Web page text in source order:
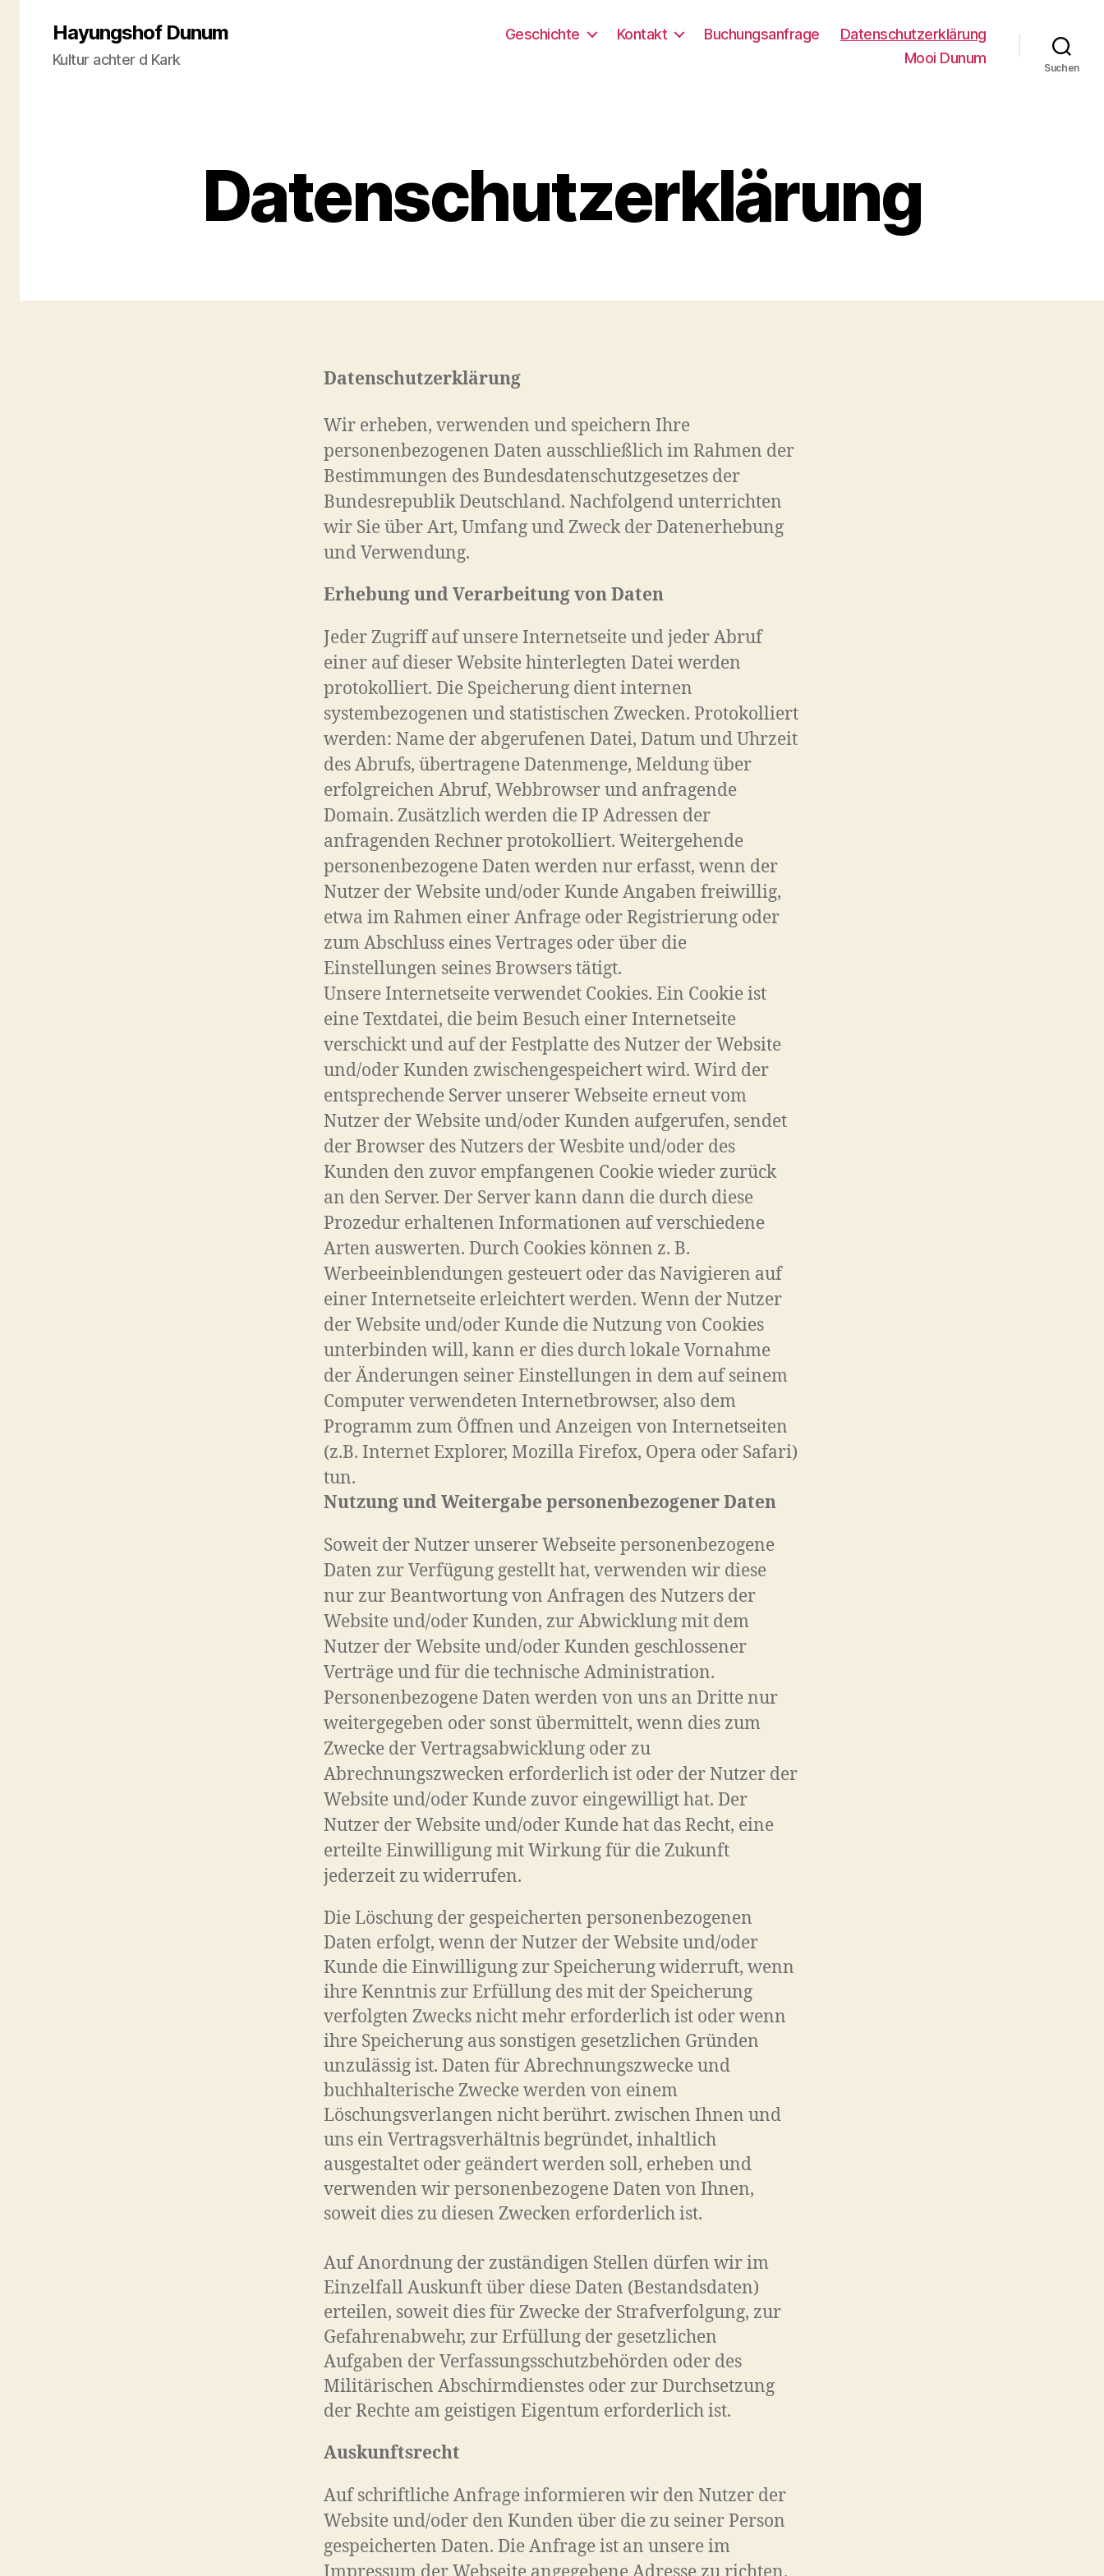
Hayungshof Dunum
Kultur achter d Kark
Geschichte Kontakt Buchungsanfrage
Datenschutzerklärung
Mooi Dunum
Suchen
Datenschutzerklärung
Datenschutzerklärung
Wir erheben, verwenden und speichern Ihre
personenbezogenen Daten ausschließlich im Rahmen der
Bestimmungen des Bundesdatenschutzgesetzes der
Bundesrepublik Deutschland. Nachfolgend unterrichten
wir Sie über Art, Umfang und Zweck der Datenerhebung
und Verwendung.
Erhebung und Verarbeitung von Daten
Jeder Zugriff auf unsere Internetseite und jeder Abruf
einer auf dieser Website hinterlegten Datei werden
protokolliert. Die Speicherung dient internen
systembezogenen und statistischen Zwecken. Protokolliert
werden: Name der abgerufenen Datei, Datum und Uhrzeit
des Abrufs, übertragene Datenmenge, Meldung über
erfolgreichen Abruf, Webbrowser und anfragende
Domain. Zusätzlich werden die IP Adressen der
anfragenden Rechner protokolliert. Weitergehende
personenbezogene Daten werden nur erfasst, wenn der
Nutzer der Website und/oder Kunde Angaben freiwillig,
etwa im Rahmen einer Anfrage oder Registrierung oder
zum Abschluss eines Vertrages oder über die
Einstellungen seines Browsers tätigt.
Unsere Internetseite verwendet Cookies. Ein Cookie ist
eine Textdatei, die beim Besuch einer Internetseite
verschickt und auf der Festplatte des Nutzer der Website
und/oder Kunden zwischengespeichert wird. Wird der
entsprechende Server unserer Webseite erneut vom
Nutzer der Website und/oder Kunden aufgerufen, sendet
der Browser des Nutzers der Wesbite und/oder des
Kunden den zuvor empfangenen Cookie wieder zurück
an den Server. Der Server kann dann die durch diese
Prozedur erhaltenen Informationen auf verschiedene
Arten auswerten. Durch Cookies können z. B.
Werbeeinblendungen gesteuert oder das Navigieren auf
einer Internetseite erleichtert werden. Wenn der Nutzer
der Website und/oder Kunde die Nutzung von Cookies
unterbinden will, kann er dies durch lokale Vornahme
der Änderungen seiner Einstellungen in dem auf seinem
Computer verwendeten Internetbrowser, also dem
Programm zum Öffnen und Anzeigen von Internetseiten
(z.B. Internet Explorer, Mozilla Firefox, Opera oder Safari)
tun.
Nutzung und Weitergabe personenbezogener Daten
Soweit der Nutzer unserer Webseite personenbezogene
Daten zur Verfügung gestellt hat, verwenden wir diese
nur zur Beantwortung von Anfragen des Nutzers der
Website und/oder Kunden, zur Abwicklung mit dem
Nutzer der Website und/oder Kunden geschlossener
Verträge und für die technische Administration.
Personenbezogene Daten werden von uns an Dritte nur
weitergegeben oder sonst übermittelt, wenn dies zum
Zwecke der Vertragsabwicklung oder zu
Abrechnungszwecken erforderlich ist oder der Nutzer der
Website und/oder Kunde zuvor eingewilligt hat. Der
Nutzer der Website und/oder Kunde hat das Recht, eine
erteilte Einwilligung mit Wirkung für die Zukunft
jederzeit zu widerrufen.
Die Löschung der gespeicherten personenbezogenen
Daten erfolgt, wenn der Nutzer der Website und/oder
Kunde die Einwilligung zur Speicherung widerruft, wenn
ihre Kenntnis zur Erfüllung des mit der Speicherung
verfolgten Zwecks nicht mehr erforderlich ist oder wenn
ihre Speicherung aus sonstigen gesetzlichen Gründen
unzulässig ist. Daten für Abrechnungszwecke und
buchhalterische Zwecke werden von einem
Löschungsverlangen nicht berührt. zwischen Ihnen und
uns ein Vertragsverhältnis begründet, inhaltlich
ausgestaltet oder geändert werden soll, erheben und
verwenden wir personenbezogene Daten von Ihnen,
soweit dies zu diesen Zwecken erforderlich ist.
Auf Anordnung der zuständigen Stellen dürfen wir im
Einzelfall Auskunft über diese Daten (Bestandsdaten)
erteilen, soweit dies für Zwecke der Strafverfolgung, zur
Gefahrenabwehr, zur Erfüllung der gesetzlichen
Aufgaben der Verfassungsschutzbehörden oder des
Militärischen Abschirmdienstes oder zur Durchsetzung
der Rechte am geistigen Eigentum erforderlich ist.
Auskunftsrecht
Auf schriftliche Anfrage informieren wir den Nutzer der
Website und/oder den Kunden über die zu seiner Person
gespeicherten Daten. Die Anfrage ist an unsere im